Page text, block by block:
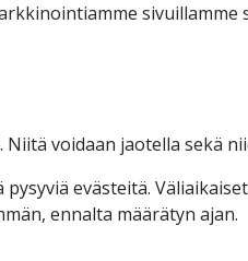
sivuillamme
Niitä voidaan jaotella sekä
evästeitä.
ennalta määrätyn ajan.